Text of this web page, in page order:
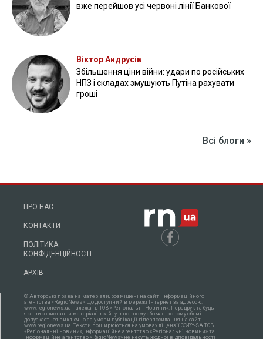
вже перейшов усі червоні лінії Банкової
Віктор Андрусів
Збільшення ціни війни: удари по російських
НПЗ і складах змушують Путіна рахувати
гроші
Всі блоги »
ПРО НАС
КОНТАКТИ
ПОЛІТИКА
КОНФІДЕНЦІЙНОСТІ
АРХІВ
© Авторські права на матеріали, розміщені на сайті Інформаційного
агентства «RegioNews», що доступний в мережі Інтернет за адресою:
www.regionews.ua належать ТОВ «Регіональні Новини». Передрук та будь-
яке використання матеріалів сайту в повному або частковому об'ємі
допускається виключно за умови публікації гіперпосилання на сайт
www.regionews.ua. Тексти поширюються нa умовах ліцензії CC-BY-SA ТОВ
«Регіональні новини», Інформаційне агентство «Регіональні новини» та
Інформаційне агентство «RegioNews» не несуть жодної відповідальності